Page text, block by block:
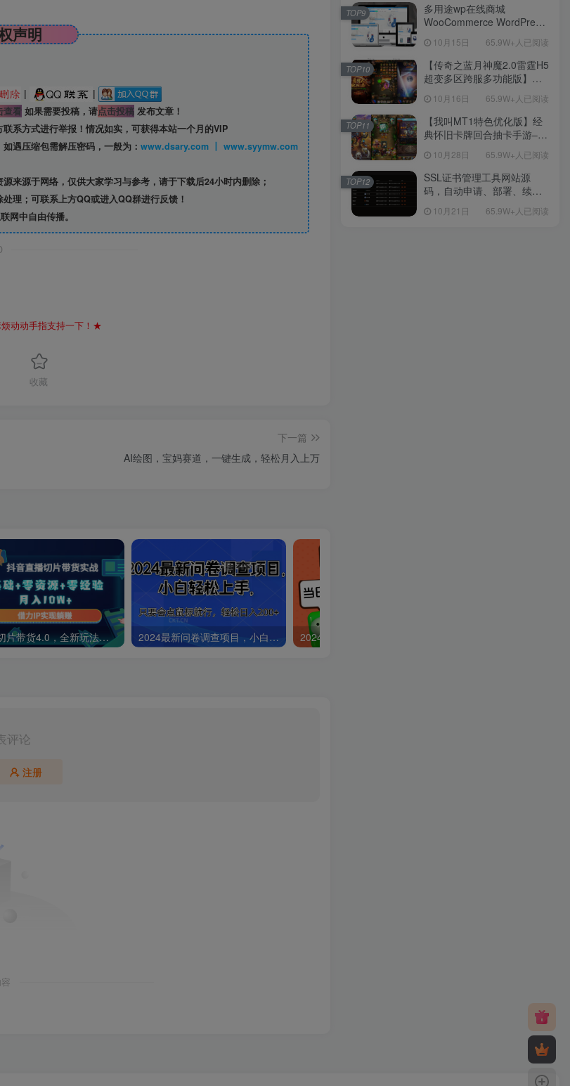
声明
|
|
查看如果需要投稿，请点击投稿发布文章！
系方式进行举报！情况如实，可获得本站一个月的VIP
遇压缩包需解压密码，一般为：
www.dsary.com 丨 www.syymw.com
来源于网络，仅供大家学习与参考，请于下载后24小时内删除；
理；可联系上方QQ或进入QQ群进行反馈！
网中自由传播。
动动手指支持一下！★
收藏
下一篇
AI绘图，宝妈赛道，一键生成，轻松月入上万
直播切片带货4.0，全新玩法，靠搬运也能轻松月入2w+ 2024最新问卷调查项目，小白轻松上手，只要会点鼠标就行，轻松日入200+
评论
注册
多用途wp在线商城
WooCommerce WordPress
10月15日 65.9W+人已阅读
TOP9
【传奇之蓝月神魔2.0雷霆H5
超变多区跨服多功能版】三
理单机一键即玩镜像端-打包
Linux服务端源码-视频架设
教程
10月16日 65.9W+人已阅读
TOP10
【我叫MT1特色优化版】经
典怀旧卡牌回合抽卡手游–打
教程-多功能GM后台工具-网
页注册-安卓版本！
10月28日 65.9W+人已阅读
TOP11
SSL证书管理工具网站源
码，自动申请、部署、续期
10月21日 65.9W+人已阅读
TOP12